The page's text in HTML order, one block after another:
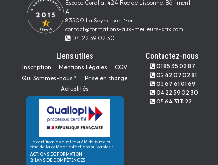
Espace Coralia, 424 Rue de Lisbonne, Bâtiment
A
83500 La Seyne-sur-Mer
contact@formations-aux-meilleurs-prix.com
04 22 59 02 30
Liens utiles
Inscription Mentions Légales
CGV
Qui Sommes-nous ?
Prise en charge
Actualités
La certification qualité a été délivrée au
titre de la catégorie d'actions suivantes :
ACTIONS DE FORMATION
BILANS DE COMPÉTENCES
Contactez-nous
01 85 35 02 87
02 42 07 02 81
03 67 61 01 69
04 22 59 02 30
05 64 31 11 22